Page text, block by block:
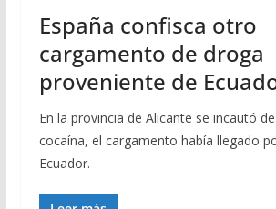
España confisca otro
cargamento de droga
proveniente de
En la provincia de Alicante se incautó
cocaína, el cargamento había llegado
Ecuador.